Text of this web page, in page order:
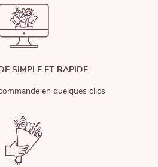
SIMPLE ET RAPIDE
en quelques clics